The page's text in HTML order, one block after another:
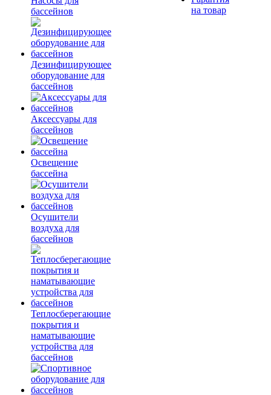
бассейнов
Дезинфицирующее
оборудование для
бассейнов
Аксессуары для
бассейнов
Освещение
бассейна
Осушители
воздуха для
бассейнов
Теплосберегающие
покрытия и
наматывающие
устройства для
бассейнов
на товар